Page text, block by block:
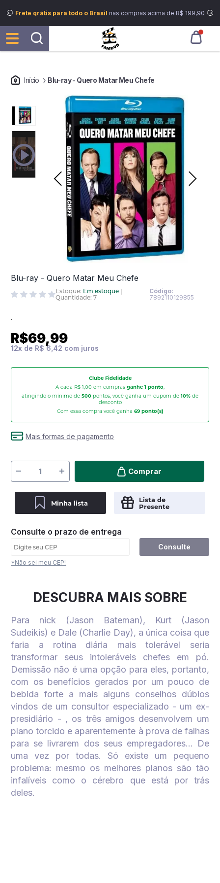
Frete grátis para todo o Brasil nas compras acima de R$ 199,90
Início Blu-ray - Quero Matar Meu Chefe
Blu-ray - Quero Matar Meu Chefe
Estoque: Em estoque |
Quantidade: 7
Código:
7892110129855
.
R$69,99
12x de R$ 6,42
Clube Fidelidade
A cada R$ 1,00 em compras ganhe 1 ponto,
atingindo o mínimo de 500 pontos, você ganha um cupom de 10% de
desconto
Com essa compra você ganha 69ponto(s)
Mais formas de pagamento
Comprar
Minha lista
Lista de
Presente
Consulte o prazo de entrega
Consulte
*Não sei meu CEP!
DESCUBRA MAIS SOBRE
Para nick (Jason Bateman), Kurt (Jason
Sudeikis) e Dale (Charlie Day), a única coisa que
faria a rotina diária mais tolerável seria
transformar seus intoleráveis chefes em pó.
Demissão não é uma opção para eles, portanto,
com os benefícios gerados por um pouco de
bebida forte a mais alguns conselhos dúbios
vindos de um consultor especializado - um ex-
presidiário - , os três amigos desenvolvem um
plano torcido e aparentemente à prova de falhas
para se livrarem dos seus empregadores... De
uma vez por todas. Só existe um pequeno
problema: mesmo os melhores planos são tão
infalíveis como o cérebro que está por trás
deles.